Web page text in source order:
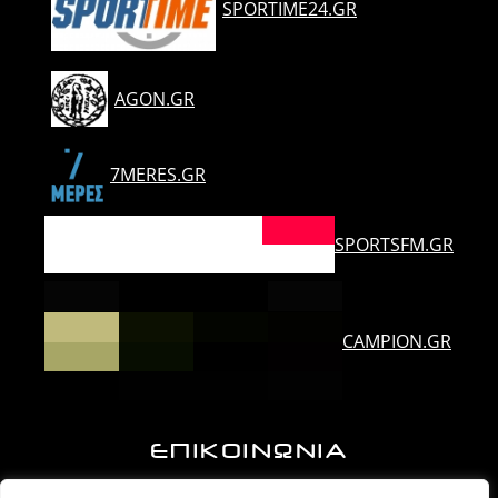
SPORTIME24.GR
AGON.GR
7MERES.GR
SPORTSFM.GR
CAMPION.GR
ΕΠΙΚΟΙΝΩΝΙΑ